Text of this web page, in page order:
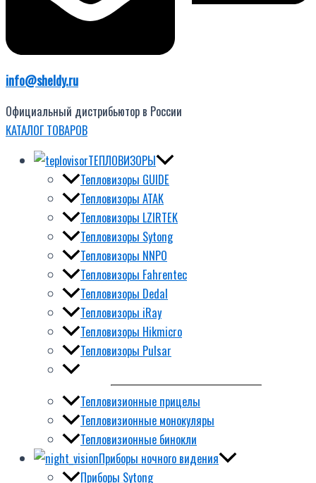
info@sheldy.ru
Официальный дистрибьютор в России
КАТАЛОГ ТОВАРОВ
ТЕПЛОВИЗОРЫ
Тепловизоры GUIDE
Тепловизоры ATAK
Тепловизоры LZIRTEK
Тепловизоры Sytong
Тепловизоры NNPO
Тепловизоры Fahrentec
Тепловизоры Dedal
Тепловизоры iRay
Тепловизоры Hikmicro
Тепловизоры Pulsar
Тепловизионные прицелы
Тепловизионные монокуляры
Тепловизионные бинокли
Приборы ночного видения
Приборы Sytong